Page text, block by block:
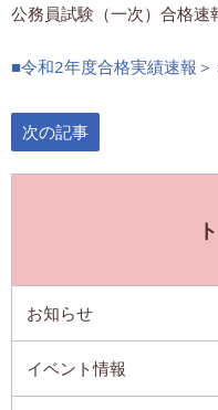
公務員試験（一次）合格速
■令和2年度合格実績速報＞
次の記事
お知らせ
イベント情報